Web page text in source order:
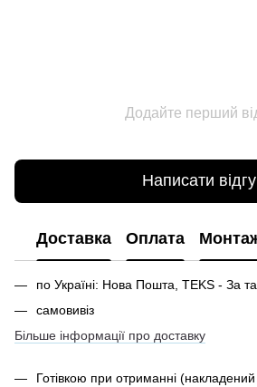
Додайте перший
Написати
Доставка Оплата
по Україні: Нова Пошта, TEKS - За
самовивіз
Більше інформації про доставку
Готівкою при отриманні (накладений